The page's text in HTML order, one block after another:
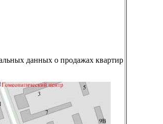
данных о продажах квартир